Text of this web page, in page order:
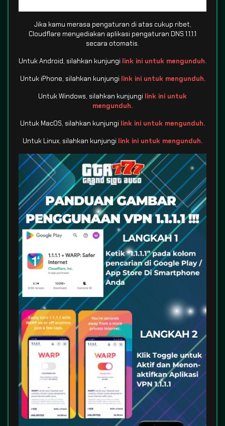
Jika kamu merasa pengaturan di atas cukup ribet,
Cloudflare menyediakan aplikasi pengaturan DNS 1.1.1.1
secara otomatis.
Untuk Android, silahkan kunjungi link ini untuk mengunduh.
Untuk iPhone, silahkan kunjungi link ini untuk mengunduh.
Untuk Windows, silahkan kunjungi link ini untuk
mengunduh.
Untuk MacOS, silahkan kunjungi link ini untuk mengunduh.
Untuk Linux, silahkan kunjungi link ini untuk mengunduh.